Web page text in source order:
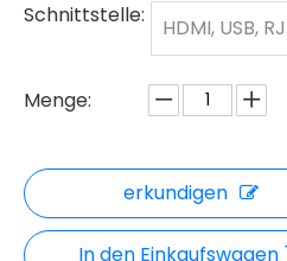
Schnittstelle: HDMI, USB,
Menge:
erkundigen
In den Einkaufswagen